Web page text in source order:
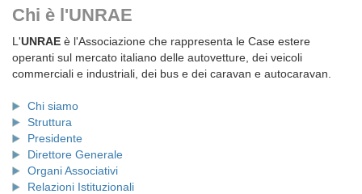
Chi è l'UNRAE
L'UNRAE è l'Associazione che rappresenta le Case estere
operanti sul mercato italiano delle autovetture, dei veicoli
commerciali e industriali, dei bus e dei caravan e autocaravan.
Chi siamo
Struttura
Presidente
Direttore Generale
Organi Associativi
Relazioni Istituzionali